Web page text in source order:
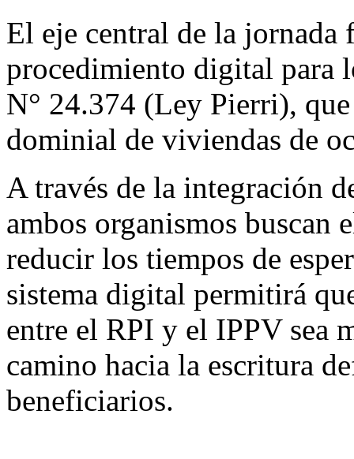
El eje central de la jornada
procedimiento digital para
N° 24.374 (Ley Pierri),
dominial de viviendas de
A través de la integración
ambos organismos
reducir los tiempos de
sistema digital permitirá
entre el RPI y el IPPV sea
camino hacia la escritura
beneficiarios.